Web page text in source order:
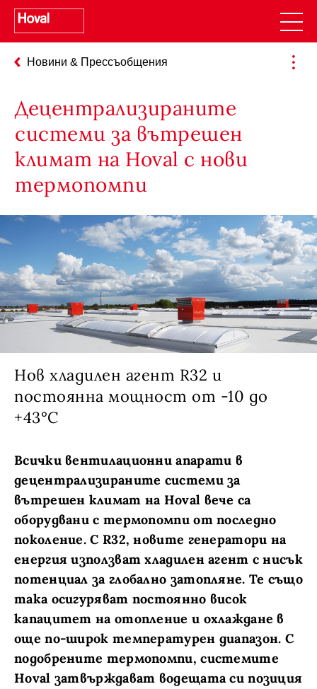
Новини & Прессъобщения
Децентрализираните
системи за вътрешен
климат на Hoval с нови
термопомпи
Нов хладилен агент R32 и
постоянна мощност от -10 до
+43°C
Всички вентилационни апарати в
децентрализираните системи за
вътрешен климат на Hoval вече са
оборудвани с термопомпи от последно
поколение. С R32, новите генератори на
енергия използват хладилен агент с нисък
потенциал за глобално затопляне. Те също
така осигуряват постоянно висок
капацитет на отопление и охлаждане в
още по-широк температурен диапазон. С
подобрените термопомпи, системите
Hoval затвърждават водещата си позиция